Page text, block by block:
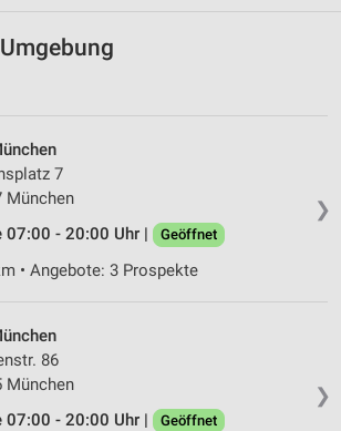
❯
7
München
07:00 - 20:00 Uhr |
Geöffnet
• Angebote: 3 Prospekte
❯
86
München
07:00 - 20:00 Uhr |
Geöffnet